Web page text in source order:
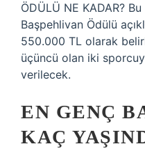
ÖDÜLÜ NE KADAR? Bu
Başpehlivan Ödülü
550.000 TL olarak
üçüncü olan iki
verilecek.
EN GENÇ
KAÇ